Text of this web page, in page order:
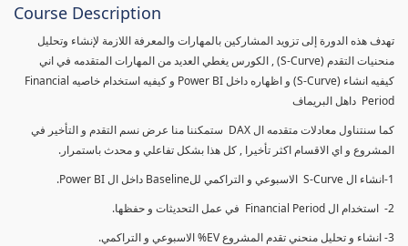
Course Description
تهدف هذه الدورة إلى تزويد المشاركين بالمهارات والمعرفة اللازمة لإنشاء وتحليل
منحنيات التقدم (S-Curve) , الكورس يغطي العديد من المهارات المتقدمه في اني
كيفيه انشاء (S-Curve) و اظهاره داخل Power BI و كيفيه استخدام خاصيه Financial
Period داهل البريماف
كما سنتناول معادلات متقدمه ال DAX ستمكننا منا عرض نسم التقدم و التأخير في
المشروع و اي الاقسام اكثر تأخيرا , كل هذا بشكل تفاعلي و محدث باستمرار.
1-انشاء ال S-Curve الاسبوعي و التراكمي للBaseline داخل ال Power BI.
2- استخدام ال Financial Period في عمل التحديثات و حفظها.
3- انشاء و تحليل منحني تقدم المشروع EV% الاسبوعي و التراكمي.